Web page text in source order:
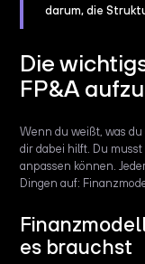
darum, die
Die
FP&A
Wenn du weißt, was
dir dabei hilft. Du
anpassen können.
Dingen auf:
es brauchst